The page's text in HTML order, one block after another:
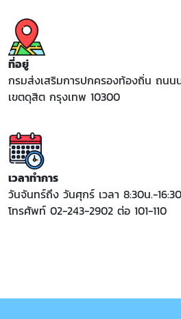
ที่อยู่
กรมส่งเสริมการปกครองท้องถิ่น ถนน
เขตดุสิต กรุงเทพ 10300
เวลาทำการ
วันจันทร์ถึง วันศุกร์ เวลา 8:30น.-
โทรศัพท์ 02-243-2902 ต่อ 101-110